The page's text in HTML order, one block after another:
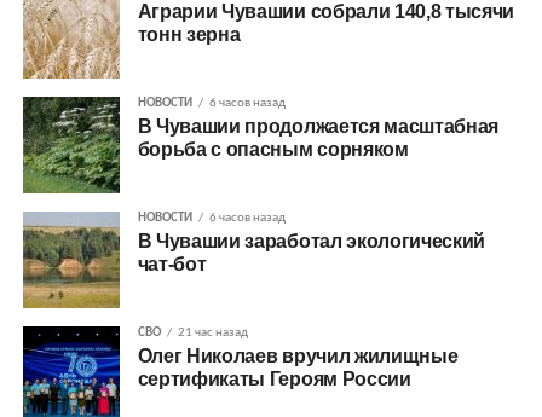
Аграрии Чувашии собрали 140,8 тысячи
тонн зерна
НОВОСТИ 6 часов назад
В Чувашии продолжается масштабная
борьба с опасным сорняком
НОВОСТИ 6 часов назад
В Чувашии заработал экологический
чат-бот
СВО 21 час назад
Олег Николаев вручил жилищные
сертификаты Героям России